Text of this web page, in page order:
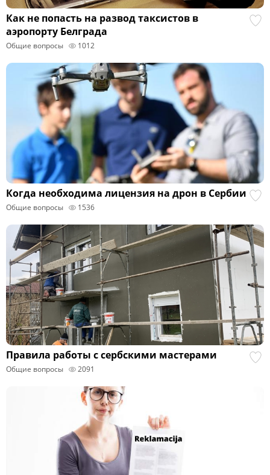
Как не попасть на развод таксистов в
аэропорту Белграда
Общие вопросы 1012
Когда необходима лицензия на дрон в Сербии
Общие вопросы 1536
Правила работы с сербскими мастерами
Общие вопросы 2091